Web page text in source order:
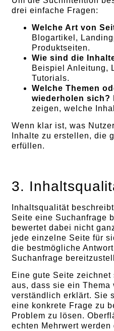
drei einfache Fragen:
Welche Art von
Blogartikel,
Produktseiten.
Wie sind die
Beispiel Anleitung,
Tutorials.
Welche Themen
wiederholen sich?
zeigen, welche
Wenn klar ist, was
Inhalte zu erstellen, die
erfüllen.
3.
Inhaltsqualität
Seite eine Suchanfrage
bewertet dabei nicht
jede einzelne Seite für
die bestmögliche
Suchanfrage
Eine gute Seite
aus, dass sie ein Thema
verständlich erklärt. Sie
eine konkrete Frage zu
Problem zu lösen.
echten Mehrwert